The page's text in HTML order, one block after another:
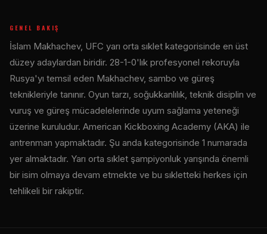
GENEL BAKIŞ
İslam Makhachev, UFC yarı orta sıklet kategorisinde en üst
düzey adaylardan biridir. 28-1-0'lık profesyonel rekoruyla
Rusya'yı temsil eden Makhachev, sambo ve güreş
teknikleriyle tanınır. Oyun tarzı, soğukkanlılık, teknik disiplin ve
vuruş ve güreş mücadelelerinde uyum sağlama yeteneği
üzerine kuruludur. American Kickboxing Academy (AKA) ile
antrenman yapmaktadır. Şu anda kategorisinde 1 numarada
yer almaktadır. Yarı orta sıklet şampiyonluk yarışında önemli
bir isim olmaya devam etmekte ve bu sıkletteki herkes için
tehlikeli bir rakiptir.